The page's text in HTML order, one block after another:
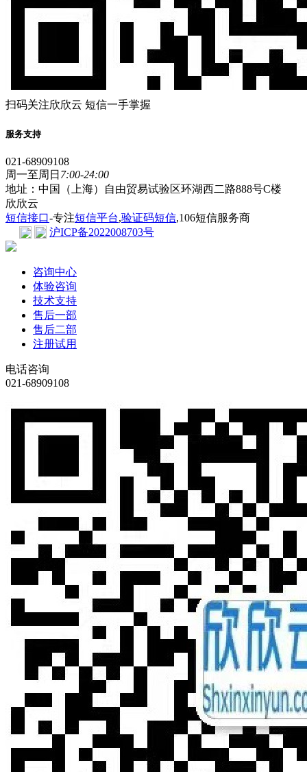
扫码关注欣欣云 短信一手掌握
服务支持
021-68909108
周一至周日 7:00-24:00
地址：中国（上海）自由贸易试验区环湖西二路888号C楼
欣欣云
短信接口-专注短信平台,验证码短信,106短信服务商
沪ICP备2022008703号
咨询中心
体验咨询
技术支持
售后一部
售后二部
注册试用
电话咨询
021-68909108